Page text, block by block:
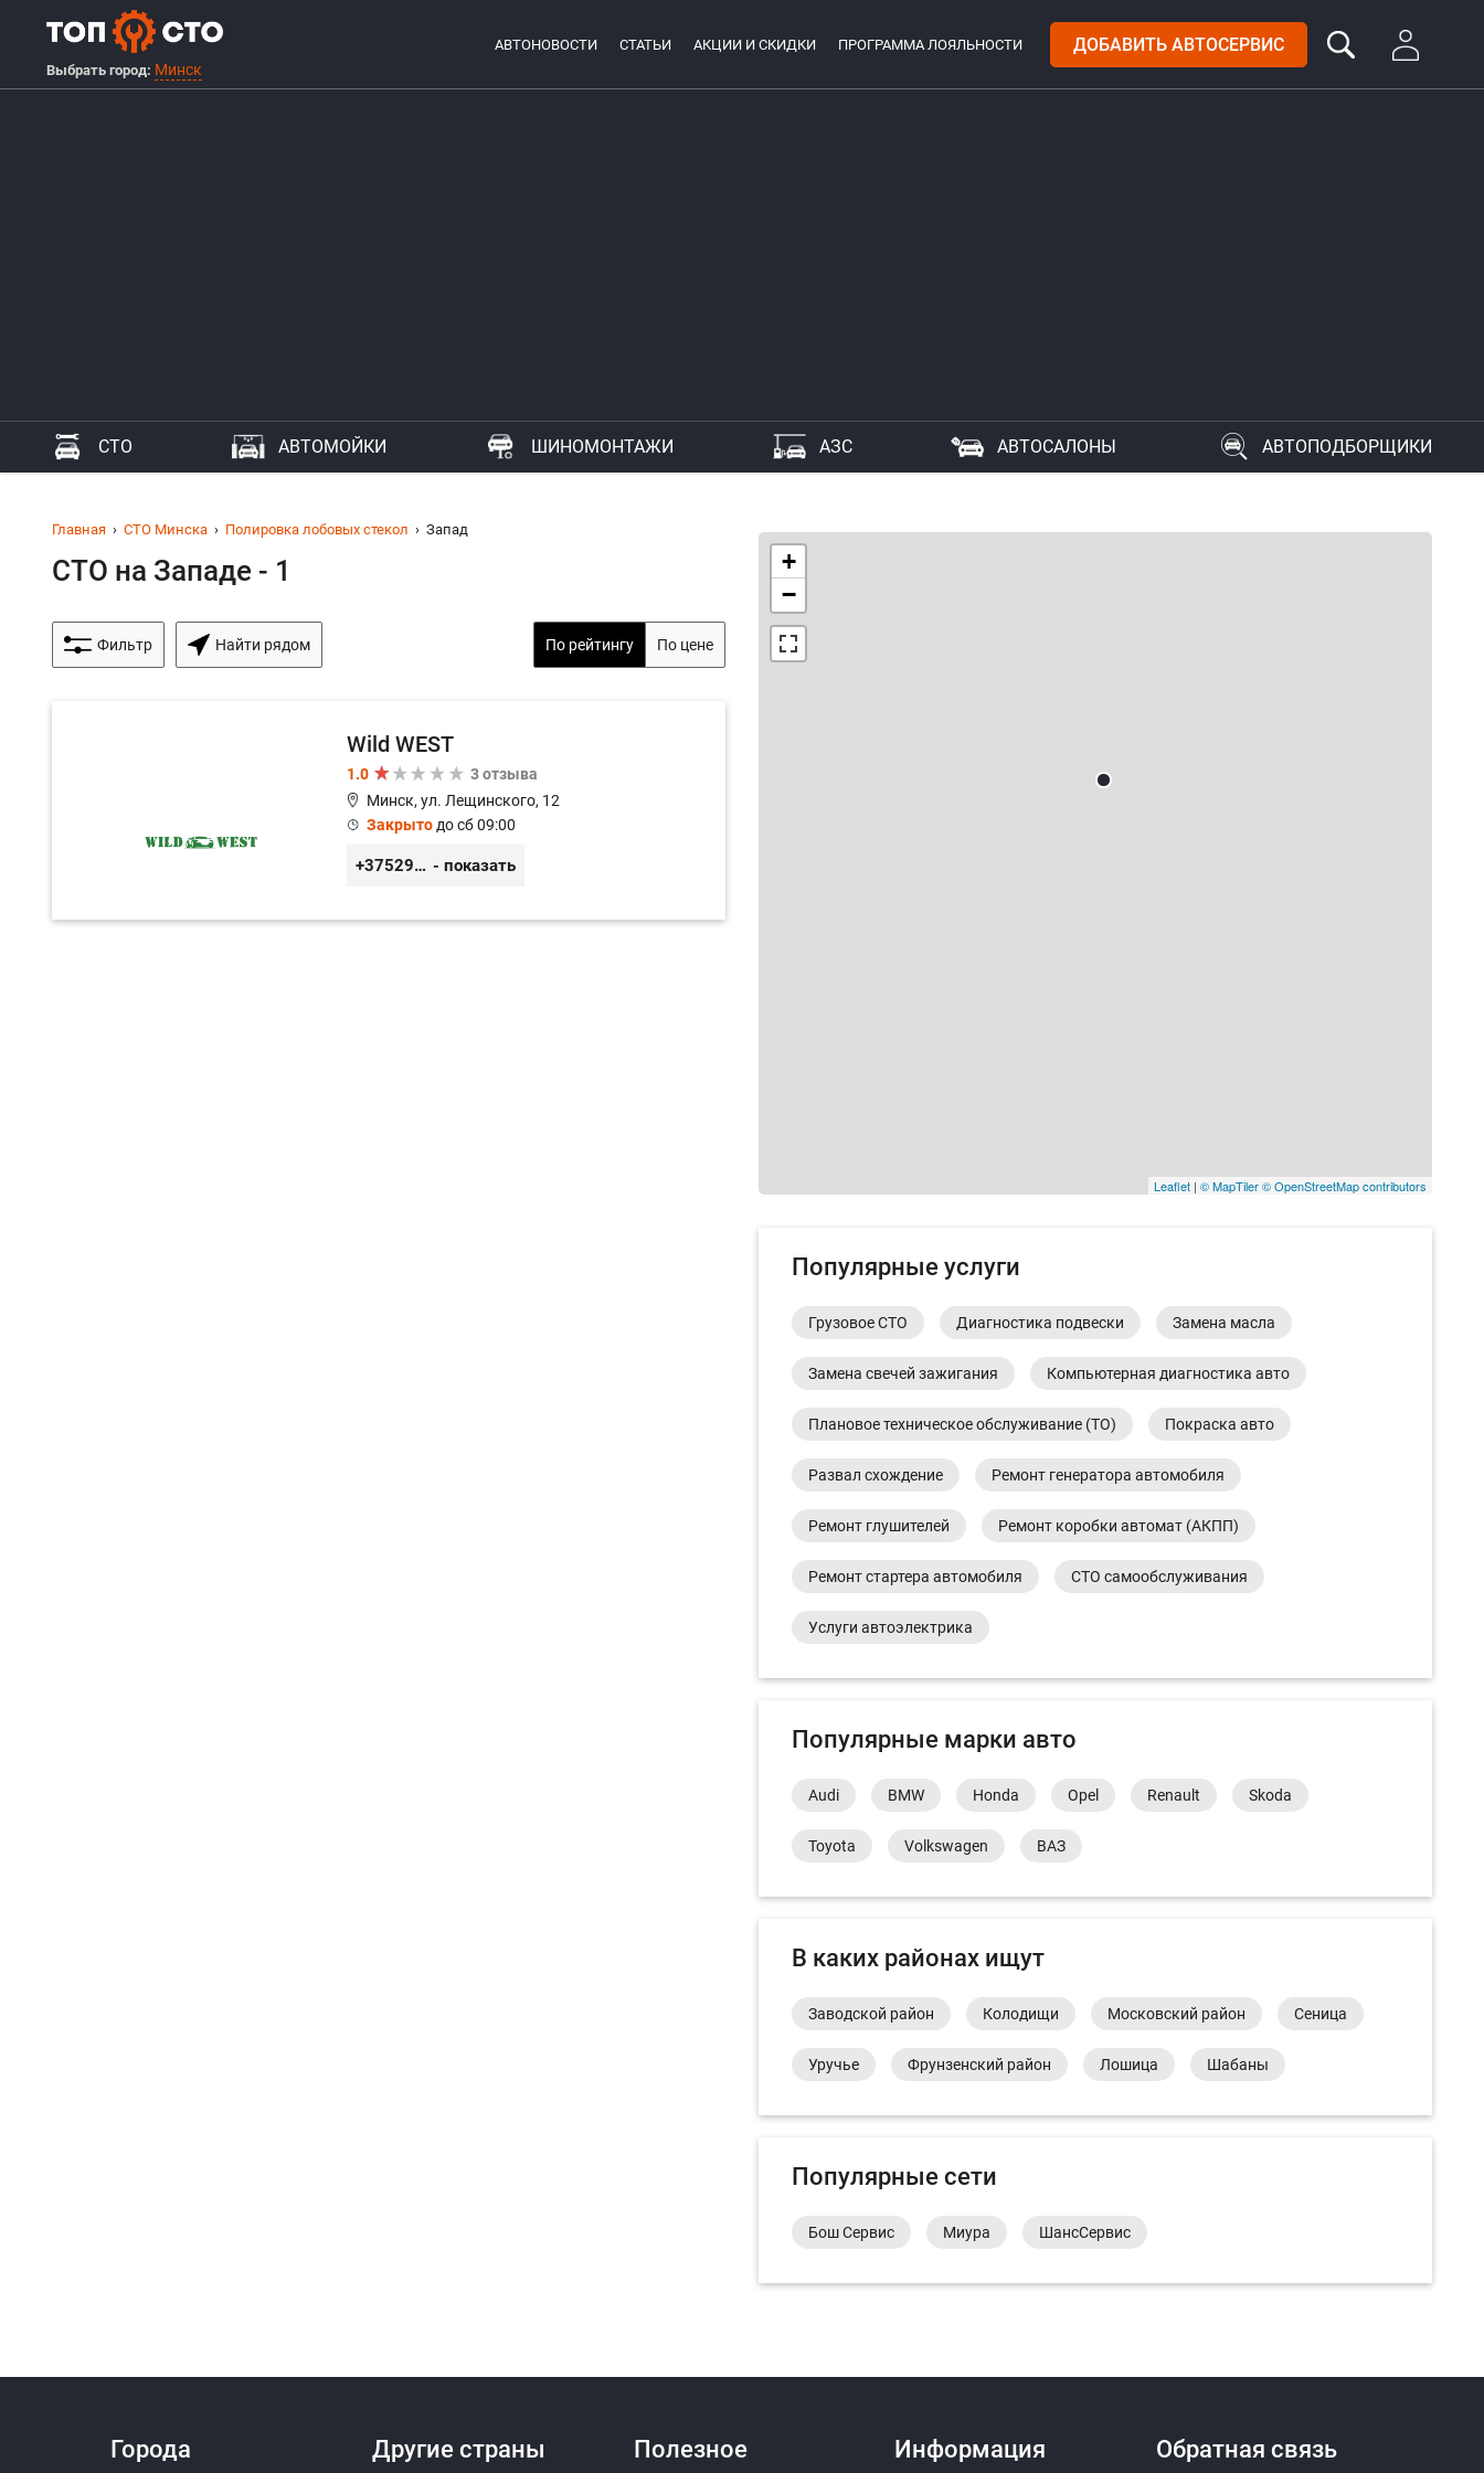
Выбрать город: Минск
АВТОНОВОСТИ СТАТЬИ АКЦИИ И СКИДКИ ПРОГРАММА ЛОЯЛЬНОСТИ ДОБАВИТЬ АВТОСЕРВИС
СТО АВТОМОЙКИ ШИНОМОНТАЖИ АЗС АВТОСАЛОНЫ АВТОПОДБОРЩИКИ
Главная СТО Минска Полировка лобовых стекол Запад
СТО на Западе - 1
Фильтр Найти рядом По рейтингу По цене
Wild WEST
1.0
3 отзыва
Минск, ул. Лещинского, 12
Закрытодо сб 09:00
+375296571100 - показать
+
−
Leaflet | © MapTiler© OpenStreetMap contributors
Популярные услуги
Грузовое СТО Диагностика подвески Замена масла
Замена свечей зажигания Компьютерная диагностика авто
Плановое техническое обслуживание (ТО) Покраска авто
Развал схождение Ремонт генератора автомобиля
Ремонт глушителей Ремонт коробки автомат (АКПП)
Ремонт стартера автомобиля СТО самообслуживания
Услуги автоэлектрика
Популярные марки авто
Audi BMW Honda Opel Renault Skoda
Toyota Volkswagen ВАЗ
В каких районах ищут
Заводской район Колодищи Московский район Сеница
Уручье Фрунзенский район Лошица Шабаны
Популярные сети
Бош Сервис Миура ШансСервис
Города Другие страны Полезное Информация Обратная связь